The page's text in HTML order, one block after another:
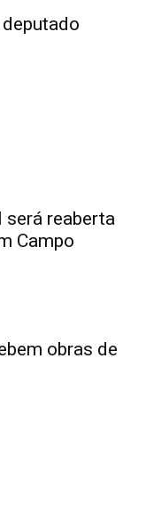
reaberta
Campo
obras de